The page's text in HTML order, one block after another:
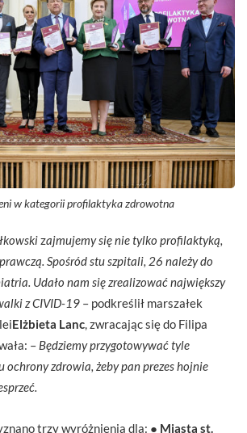
w kategorii profilaktyka zdrowotna
zajmujemy się nie tylko profilaktyką,
Spośród stu szpitali, 26 należy do
Udało nam się zrealizować największy
z CIVID-19 – podkreślił marszałek
Elżbieta Lanc , zwracając się do Filipa
– Będziemy przygotowywać tyle
ochrony zdrowia, żeby pan prezes hojnie
trzy wyróżnienia dla: ● Miasta st.